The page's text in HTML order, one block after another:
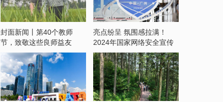
封面新闻丨第40个教师
节，致敬这些良师益友
亮点纷呈 氛围感拉满！
2024年国家网络安全宣传
周开启